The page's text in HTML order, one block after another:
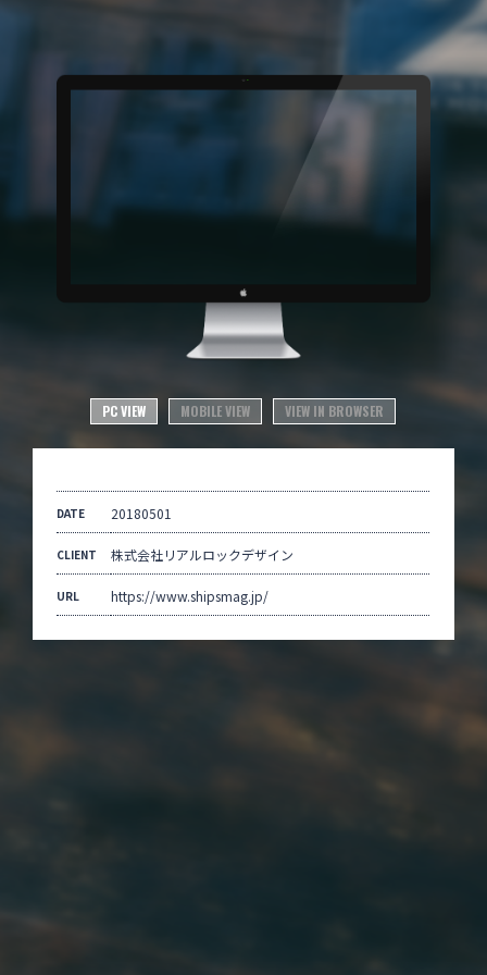
PC VIEW MOBILE VIEW VIEW IN BROWSER
DATE 20180501
CLIENT 株式会社リアルロックデザイン
URL https://www.shipsmag.jp/